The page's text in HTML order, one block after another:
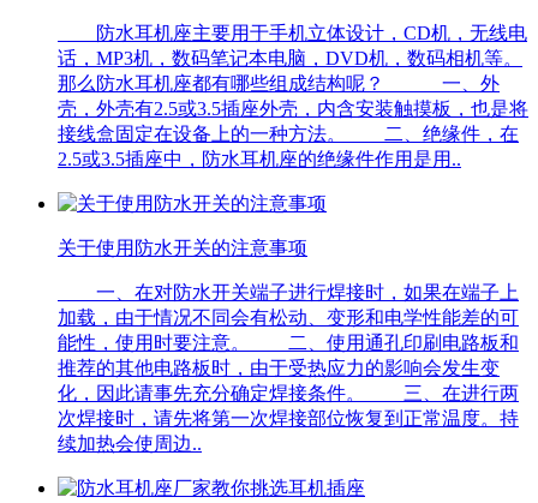
防水耳机座主要用于手机立体设计，CD机，无线电
话，MP3机，数码笔记本电脑，DVD机，数码相机等。
那么防水耳机座都有哪些组成结构呢？ 一、外
壳，外壳有2.5或3.5插座外壳，内含安装触摸板，也是将
接线盒固定在设备上的一种方法。 二、绝缘件，在
2.5或3.5插座中，防水耳机座的绝缘件作用是用..
关于使用防水开关的注意事项
一、在对防水开关端子进行焊接时，如果在端子上
加载，由于情况不同会有松动、变形和电学性能差的可
能性，使用时要注意。 二、使用通孔印刷电路板和
推荐的其他电路板时，由于受热应力的影响会发生变
化，因此请事先充分确定焊接条件。 三、在进行两
次焊接时，请先将第一次焊接部位恢复到正常温度。持
续加热会使周边..